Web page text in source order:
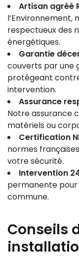
Artisan agréé
l’Environnement,
respectueux des
énergétiques.
Garantie
couverts par une
protégeant
intervention.
Assurance
Notre assurance
matériels ou
Certification
normes
votre sécurité.
Intervention
permanente pour
commune.
Conseils